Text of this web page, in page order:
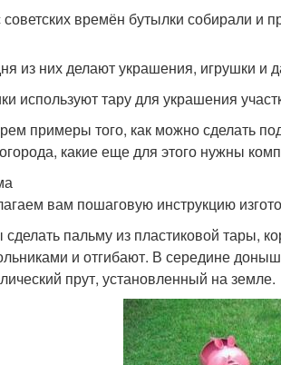
времён бутылки собирали и
из них делают украшения, игрушки и
используют тару для украшения
примеры того, как можно сделать
какие еще для этого нужны
вам пошаговую инструкцию
сделать пальму из пластиковой тары,
и отгибают. В середине
прут, установленный на земле.